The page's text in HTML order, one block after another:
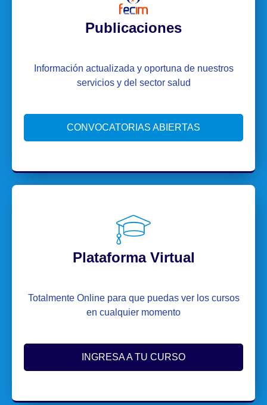
Publicaciones
Información actualizada y oportuna de nuestros
servicios y del sector salud
CONVOCATORIAS ABIERTAS
Plataforma Virtual
Totalmente Online para que puedas ver los cursos
en cualquier momento
INGRESA A TU CURSO